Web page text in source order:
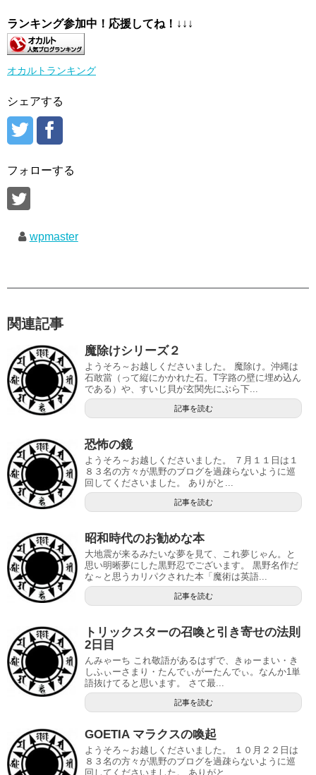
ランキング参加中！応援してね！ ↓↓↓
オカルトランキング
シェアする
フォローする
wpmaster
関連記事
魔除けシリーズ２
ようそろ～お越しくださいました。 魔除け。沖縄は
石敢當（って縦にかかれた石。T字路の壁に埋め込ん
である）や、すいじ貝が玄関先にぶら下...
記事を読む
恐怖の鏡
ようそろ～お越しくださいました。 ７月１１日は１
８３名の方々が黒野のブログを過疎らないように巡
回してくださいました。 ありがと...
記事を読む
昭和時代のお勧めな本
大地震が来るみたいな夢を見て、これ夢じゃん。と
思い明晰夢にした黒野忍でございます。 黒野名作だ
な～と思うカリパクされた本「魔術は英語...
記事を読む
トリックスターの召喚と引き寄せの法則
2日目
んみゃーち これ敬語があるはずで、きゅーまい・き
しふぃーさまり・たんでぃがーたんでぃ。なんか1単
語抜けてると思います。 さて最...
記事を読む
GOETIA マラクスの喚起
ようそろ～お越しくださいました。 １０月２２日は
８３名の方々が黒野のブログを過疎らないように巡
回してくださいました。 ありがと...